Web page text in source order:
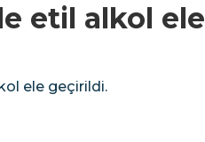
etil alkol ele
ele geçirildi.